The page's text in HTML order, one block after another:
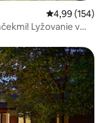
Priemerné
4,99 (154)
Lyžovanie v